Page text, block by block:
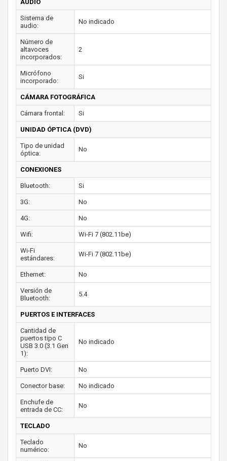
AUDIO
Sistema de
audio:
No indicado
Número de
altavoces
incorporados:
2
Micrófono
incorporado:
Si
CÁMARA FOTOGRÁFICA
Cámara frontal: Si
UNIDAD ÓPTICA (DVD)
Tipo de unidad
óptica:
No
CONEXIONES
Bluetooth: Si
3G: No
4G: No
Wifi: Wi-Fi 7 (802.11be)
Wi-Fi
estándares:
Wi-Fi 7 (802.11be)
Ethernet: No
Versión de
Bluetooth:
5.4
PUERTOS E INTERFACES
Cantidad de
puertos tipo C
USB 3.0 (3.1 Gen
1):
No indicado
Puerto DVI: No
Conector base: No indicado
Enchufe de
entrada de CC:
No
TECLADO
Teclado
numérico:
No